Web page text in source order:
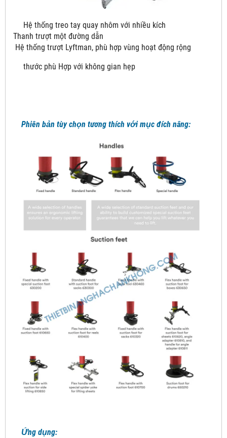
Hệ thống treo tay quay nhôm với nhiều kích
Thanh trượt một đường dẫn
Hệ thống trượt Lyftman, phù hợp vùng hoạt động rộng
thước phù Hợp với không gian hẹp
Phiên bản tùy chọn tương thích với mục đích nâng:
Ứng dụng: